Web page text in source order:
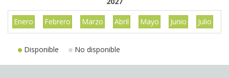
Enero Febrero Marzo Abril Mayo Junio Julio
Disponible No disponible